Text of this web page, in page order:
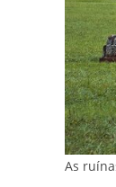
As